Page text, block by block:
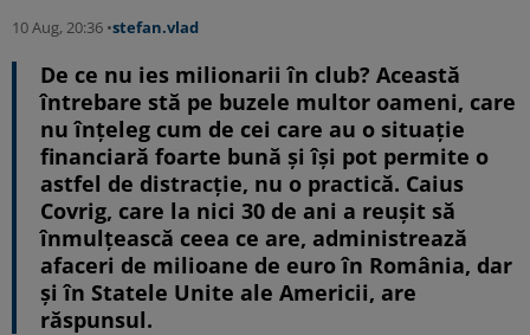
10 Aug, 20:36 •stefan.vlad
De ce nu ies milionarii în club? Această
întrebare stă pe buzele multor oameni, care
nu înțeleg cum de cei care au o situație
financiară foarte bună și își pot permite o
astfel de distracție, nu o practică. Caius
Covrig, care la nici 30 de ani a reușit să
înmulțească ceea ce are, administrează
afaceri de milioane de euro în România, dar
și în Statele Unite ale Americii, are
răspunsul.